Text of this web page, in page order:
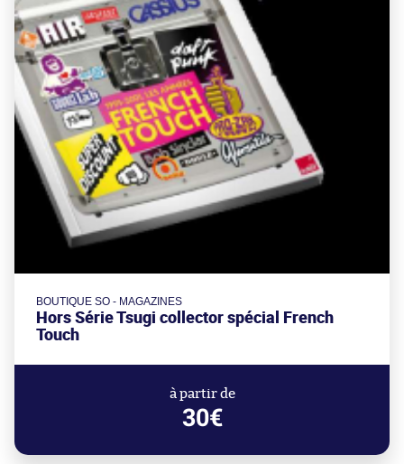
BOUTIQUE SO - MAGAZINES
Hors Série Tsugi collector spécial French
Touch
à partir de
30€